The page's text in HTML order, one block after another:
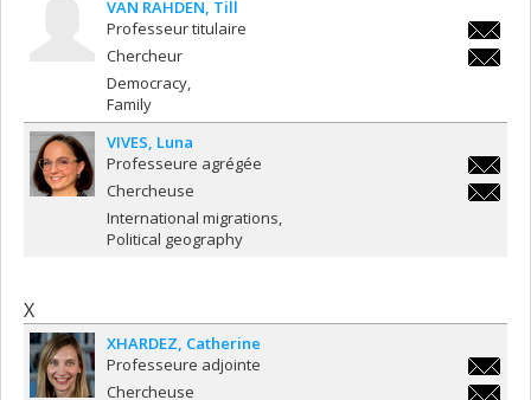
VAN RAHDEN Till
Professeur titulaire
Chercheur
Democracy
Family
VIVES Luna
Professeure agrégée
Chercheuse
International migrations
Political geography
X
XHARDEZ Catherine
Professeure adjointe
Chercheuse